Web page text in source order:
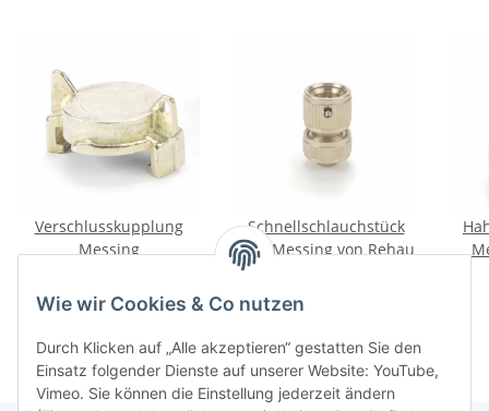
Wie wir Cookies & Co nutzen
Durch Klicken auf „Alle akzeptieren“ gestatten Sie den
Einsatz folgender Dienste auf unserer Website: YouTube,
Vimeo. Sie können die Einstellung jederzeit ändern
Verschlusskupplung
Messing
Schnellschlauchstück
3/4" Messing von Rehau